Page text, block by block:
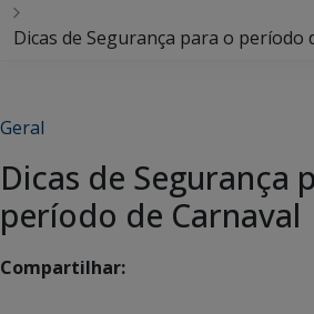
Dicas de Segurança para o período
Geral
Dicas de Segurança
período de Carnaval
Compartilhar: